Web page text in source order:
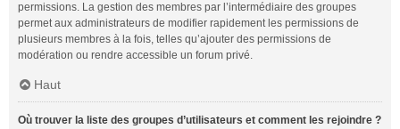
permissions. La gestion des membres par l’intermédiaire des groupes
permet aux administrateurs de modifier rapidement les permissions de
plusieurs membres à la fois, telles qu’ajouter des permissions de
modération ou rendre accessible un forum privé.
Haut
Où trouver la liste des groupes d’utilisateurs et comment les rejoindre ?